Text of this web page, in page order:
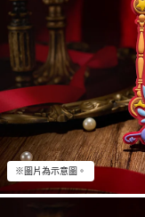
※圖片為示意圖。